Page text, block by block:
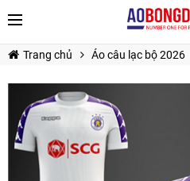
TIẾP
Trang chủ Áo câu lạc bộ 2026